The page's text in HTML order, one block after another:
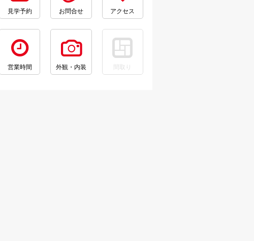
見学予約 お問合せ アクセス
営業時間 外観・内装 間取り